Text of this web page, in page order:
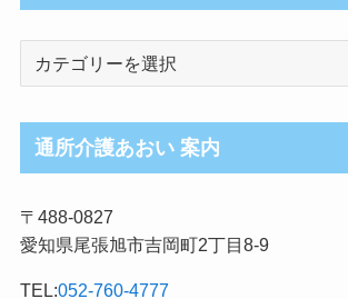
ロ
グ
事
カ
通所介護あおい 案内
〒488-0827
愛知県尾張旭市吉岡町2丁目8-9
TEL:052-760-4777